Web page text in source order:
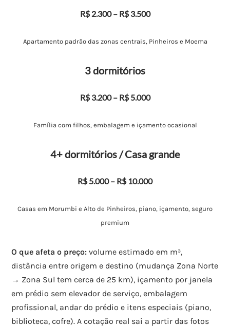
R$ 2.300 – R$ 3.500
Apartamento padrão das zonas centrais, Pinheiros e Moema
3 dormitórios
R$ 3.200 – R$ 5.000
Família com filhos, embalagem e içamento ocasional
4+ dormitórios / Casa grande
R$ 5.000 – R$ 10.000
Casas em Morumbi e Alto de Pinheiros, piano, içamento, seguro
premium
O que afeta o preço: volume estimado em m³,
distância entre origem e destino (mudança Zona Norte
→ Zona Sul tem cerca de 25 km), içamento por janela
em prédio sem elevador de serviço, embalagem
profissional, andar do prédio e itens especiais (piano,
biblioteca, cofre). A cotação real sai a partir das fotos